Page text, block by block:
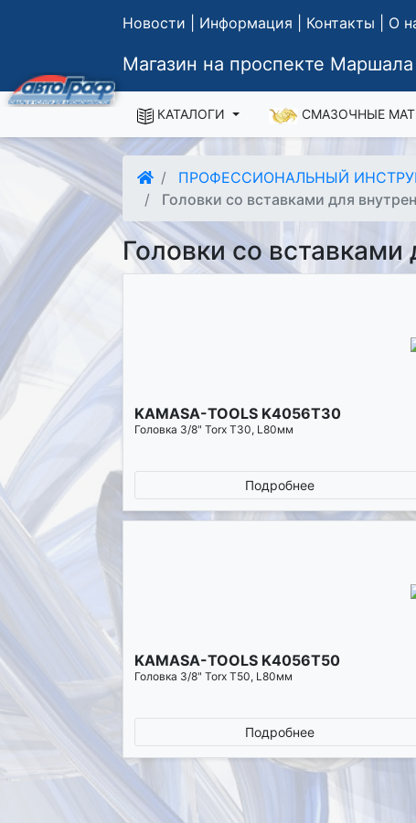
Новости Информация Контакты О
Магазин на проспекте
КАТАЛОГИ СМАЗОЧНЫЕ
ПРОФЕССИОНАЛЬНЫЙ
Головки со вставками для
Головки со вставками
KAMASA-TOOLS K4056T30
Головка 3/8" Torx Т30, L80мм
Подробнее
KAMASA-TOOLS K4056T50
Головка 3/8" Torx Т50, L80мм
Подробнее